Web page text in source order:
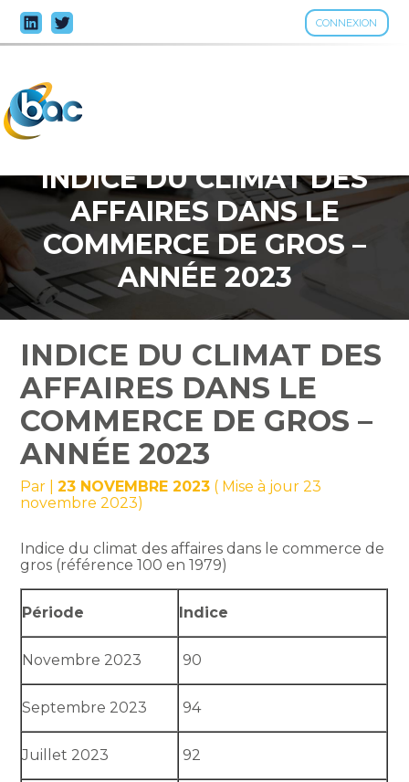
CONNEXION
Aller
au
INDICE DU CLIMAT DES
AFFAIRES DANS LE
COMMERCE DE GROS –
ANNÉE 2023
INDICE DU CLIMAT DES
AFFAIRES DANS LE
COMMERCE DE GROS –
ANNÉE 2023
Par |23 NOVEMBRE 2023 ( Mise à jour 23
novembre 2023)
Indice du climat des affaires dans le commerce de
gros (référence 100 en 1979)
Période Indice
Novembre 2023 90
Septembre 2023 94
Juillet 2023 92